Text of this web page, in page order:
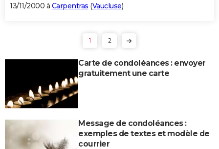
13/11/2000 à Carpentras (Vaucluse)
1 2
Carte de condoléances : envoyer
gratuitement une carte
Message de condoléances :
exemples de textes et modèle de
courrier